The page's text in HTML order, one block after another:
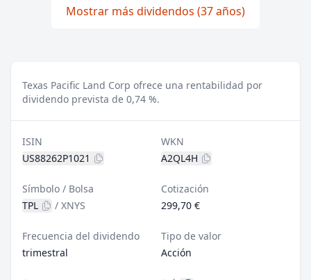
Mostrar más dividendos (37 años)
Texas Pacific Land Corp ofrece una rentabilidad por
dividendo prevista de 0,74 %.
ISIN
US88262P1021
WKN
A2QL4H
Símbolo / Bolsa
TPL
/ XNYS
Cotización
299,70 €
Frecuencia del dividendo
trimestral
Tipo de valor
Acción